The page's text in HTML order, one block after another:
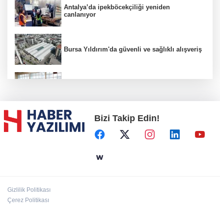
Antalya’da ipekböcekçiliği yeniden
canlanıyor
Bursa Yıldırım'da güvenli ve sağlıklı alışveriş
Başkent'in göletlerinde temizlik ve bakım
sürüyor
Bizi Takip Edin!
Gizlilik Politikası
Çerez Politikası